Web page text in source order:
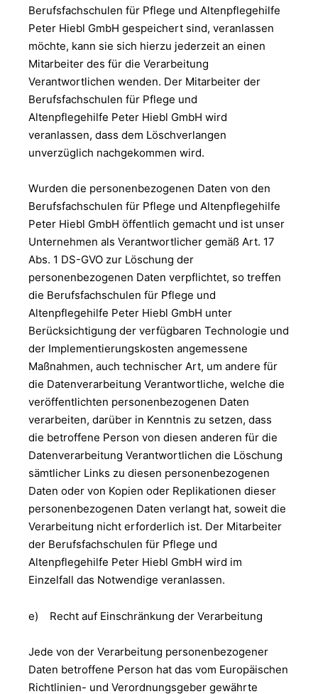
Berufsfachschulen für Pflege und Altenpflegehilfe
Peter Hiebl GmbH gespeichert sind, veranlassen
möchte, kann sie sich hierzu jederzeit an einen
Mitarbeiter des für die Verarbeitung
Verantwortlichen wenden. Der Mitarbeiter der
Berufsfachschulen für Pflege und
Altenpflegehilfe Peter Hiebl GmbH wird
veranlassen, dass dem Löschverlangen
unverzüglich nachgekommen wird.
Wurden die personenbezogenen Daten von den
Berufsfachschulen für Pflege und Altenpflegehilfe
Peter Hiebl GmbH öffentlich gemacht und ist unser
Unternehmen als Verantwortlicher gemäß Art. 17
Abs. 1 DS-GVO zur Löschung der
personenbezogenen Daten verpflichtet, so treffen
die Berufsfachschulen für Pflege und
Altenpflegehilfe Peter Hiebl GmbH unter
Berücksichtigung der verfügbaren Technologie und
der Implementierungskosten angemessene
Maßnahmen, auch technischer Art, um andere für
die Datenverarbeitung Verantwortliche, welche die
veröffentlichten personenbezogenen Daten
verarbeiten, darüber in Kenntnis zu setzen, dass
die betroffene Person von diesen anderen für die
Datenverarbeitung Verantwortlichen die Löschung
sämtlicher Links zu diesen personenbezogenen
Daten oder von Kopien oder Replikationen dieser
personenbezogenen Daten verlangt hat, soweit die
Verarbeitung nicht erforderlich ist. Der Mitarbeiter
der Berufsfachschulen für Pflege und
Altenpflegehilfe Peter Hiebl GmbH wird im
Einzelfall das Notwendige veranlassen.
e) Recht auf Einschränkung der Verarbeitung
Jede von der Verarbeitung personenbezogener
Daten betroffene Person hat das vom Europäischen
Richtlinien- und Verordnungsgeber gewährte